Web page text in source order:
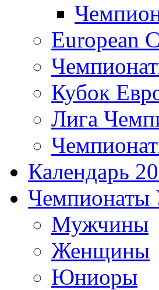
European
Кубок
Лига
Календарь
Чемпионаты
Мужчины
Женщины
Юниоры